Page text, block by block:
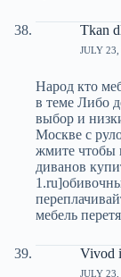
Tkan
JULY
Народ кто
в теме Либо
выбор и
Москве с
жмите чтобы
диванов
мебель
Vivod
JULY